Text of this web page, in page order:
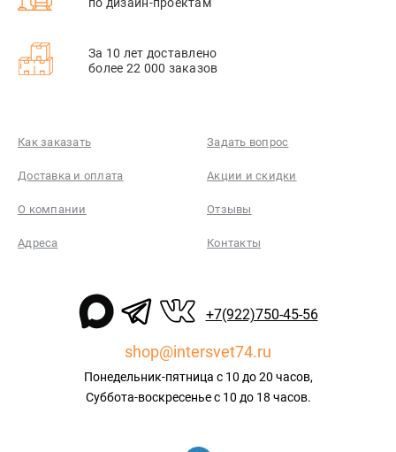
За 10 лет доставлено
более 22 000 заказов
Как заказать Задать вопрос
Доставка и оплата Акции и скидки
О компании Отзывы
Адреса Контакты
+7(922)750-45-56
shop@intersvet74.ru
Понедельник-пятница с 10 до 20 часов,
Суббота-воскресенье с 10 до 18 часов.